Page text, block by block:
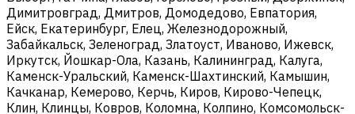
Димитровград, Дмитров, Домодедово, Евпатория,
Ейск, Екатеринбург, Елец, Железнодорожный,
Забайкальск, Зеленоград, Златоуст, Иваново, Ижевск,
Иркутск, Йошкар-Ола, Казань, Калининград, Калуга,
Каменск-Уральский, Каменск-Шахтинский, Камышин,
Качканар, Кемерово, Керчь, Киров, Кирово-Чепецк,
Клин, Клинцы, Ковров, Коломна, Колпино, Комсомольск-